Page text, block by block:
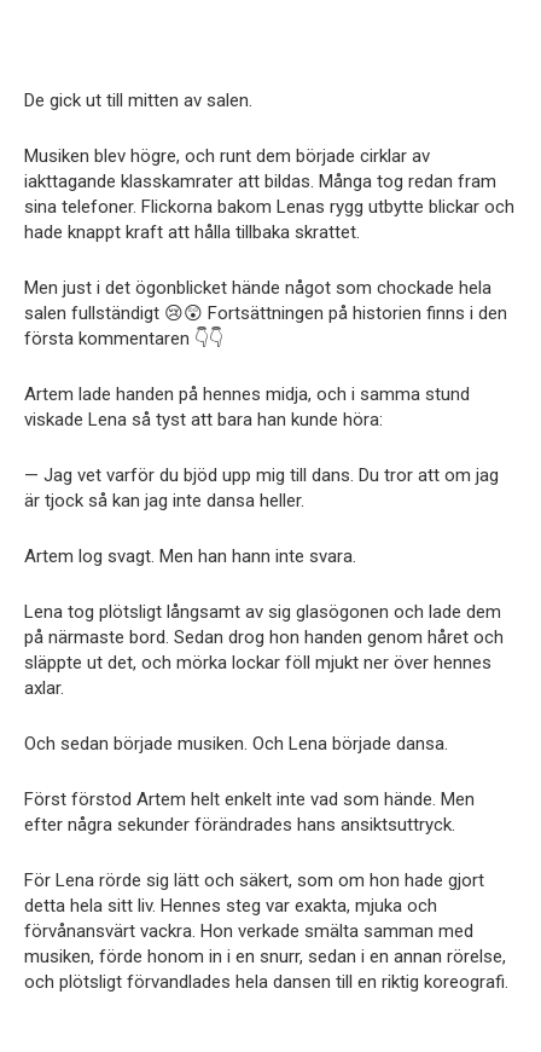
De gick ut till mitten av salen.
Musiken blev högre, och runt dem började cirklar av
iakttagande klasskamrater att bildas. Många tog redan fram
sina telefoner. Flickorna bakom Lenas rygg utbytte blickar och
hade knappt kraft att hålla tillbaka skrattet.
Men just i det ögonblicket hände något som chockade hela
salen fullständigt 😢😲 Fortsättningen på historien finns i den
första kommentaren 👇👇
Artem lade handen på hennes midja, och i samma stund
viskade Lena så tyst att bara han kunde höra:
— Jag vet varför du bjöd upp mig till dans. Du tror att om jag
är tjock så kan jag inte dansa heller.
Artem log svagt. Men han hann inte svara.
Lena tog plötsligt långsamt av sig glasögonen och lade dem
på närmaste bord. Sedan drog hon handen genom håret och
släppte ut det, och mörka lockar föll mjukt ner över hennes
axlar.
Och sedan började musiken. Och Lena började dansa.
Först förstod Artem helt enkelt inte vad som hände. Men
efter några sekunder förändrades hans ansiktsuttryck.
För Lena rörde sig lätt och säkert, som om hon hade gjort
detta hela sitt liv. Hennes steg var exakta, mjuka och
förvånansvärt vackra. Hon verkade smälta samman med
musiken, förde honom in i en snurr, sedan i en annan rörelse,
och plötsligt förvandlades hela dansen till en riktig koreografi.